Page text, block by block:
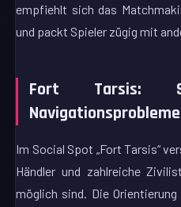
empfiehlt sich das
und packt Spieler zügig mit
Fort Tarsis:
Im Social Spot „Fort Tarsis“
Händler und zahlreiche
möglich sind. Die